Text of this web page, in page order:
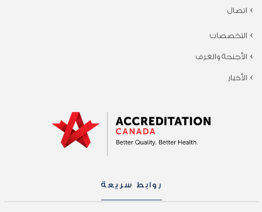
اتصال
التخصصات
الأجنحة والغرف
الأخبار
روابط سريعة